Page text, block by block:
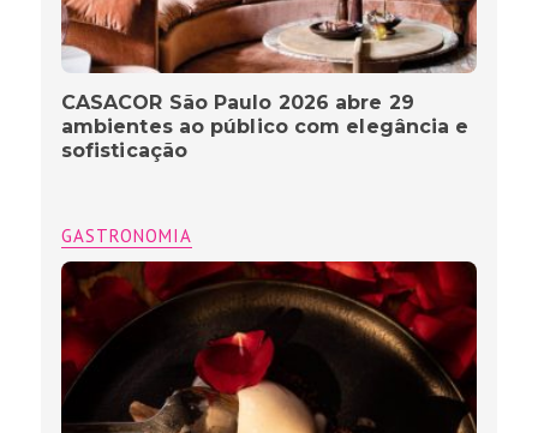
CASACOR São Paulo 2026 abre 29
ambientes ao público com elegância e
sofisticação
GASTRONOMIA